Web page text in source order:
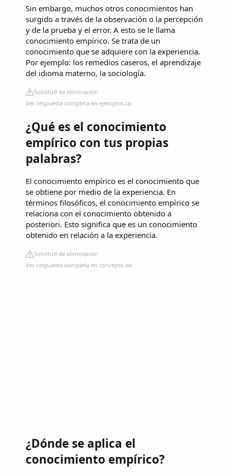
Sin embargo, muchos otros conocimientos han
surgido a través de la observación o la percepción
y de la prueba y el error. A esto se le llama
conocimiento empírico. Se trata de un
conocimiento que se adquiere con la experiencia.
Por ejemplo: los remedios caseros, el aprendizaje
del idioma materno, la sociología.
Solicitud de eliminación
Ver respuesta completa en ejemplos.co
¿Qué es el conocimiento
empírico con tus propias
palabras?
El conocimiento empírico es el conocimiento que
se obtiene por medio de la experiencia. En
términos filosóficos, el conocimiento empírico se
relaciona con el conocimiento obtenido a
posteriori. Esto significa que es un conocimiento
obtenido en relación a la experiencia.
Solicitud de eliminación
Ver respuesta completa en concepto.de
¿Dónde se aplica el
conocimiento empírico?